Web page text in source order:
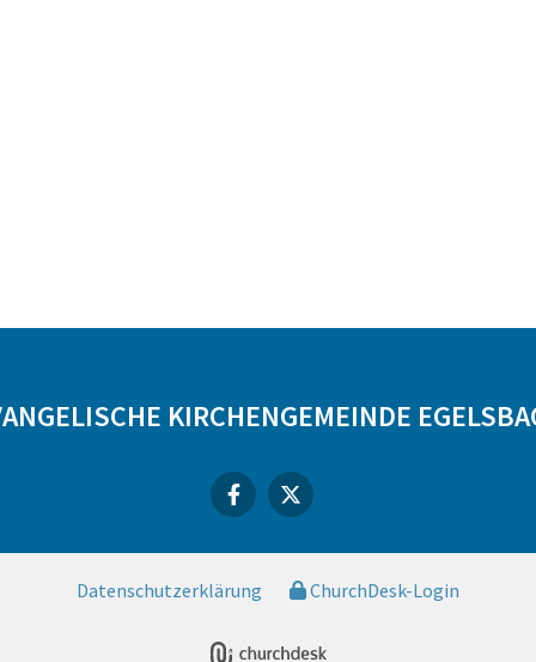
KIRCHENGEMEINDE
Datenschutzerklärung ChurchDesk-Login